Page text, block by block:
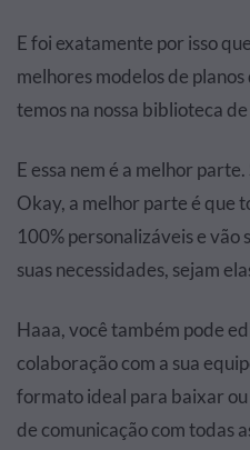
E foi exatamente por isso
melhores modelos de
temos na nossa biblioteca
E essa nem é a melhor
Okay, a melhor parte é que
100% personalizáveis e
suas necessidades, sejam
Haaa, você também pode
colaboração com a sua
formato ideal para baixar
de comunicação com todas